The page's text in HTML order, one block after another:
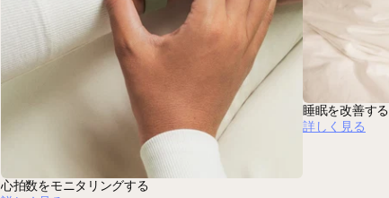
心拍数をモニタリングする
睡眠を改善する
詳しく見る